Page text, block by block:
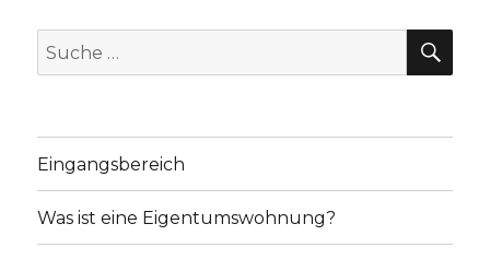
Suche
nach:
Eingangsbereich
Was ist eine Eigentumswohnung?